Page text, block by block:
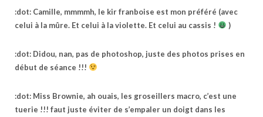
:dot: Camille, mmmmh, le kir franboise est mon préféré (avec
celui à la mûre. Et celui à la violette. Et celui au cassis !
)
:dot: Didou, nan, pas de photoshop, juste des photos prises en
début de séance !!!
:dot: Miss Brownie, ah ouais, les groseillers macro, c’est une
tuerie !!! faut juste éviter de s’empaler un doigt dans les